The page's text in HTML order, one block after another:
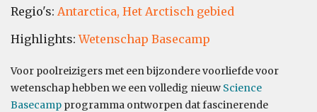
Regio's: Antarctica, Het Arctisch gebied
Highlights:Wetenschap Basecamp
Voor poolreizigers met een bijzondere voorliefde voor
wetenschap hebben we een volledig nieuw Science
Basecamp programma ontworpen dat fascinerende